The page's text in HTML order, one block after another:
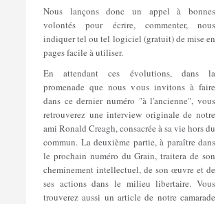
Nous lançons donc un appel à bonnes
volontés pour écrire, commenter, nous
indiquer tel ou tel logiciel (gratuit) de mise en
pages facile à utiliser.
En attendant ces évolutions, dans la
promenade que nous vous invitons à faire
dans ce dernier numéro "à l'ancienne", vous
retrouverez une interview originale de notre
ami Ronald Creagh, consacrée à sa vie hors du
commun. La deuxième partie, à paraître dans
le prochain numéro du Grain, traitera de son
cheminement intellectuel, de son œuvre et de
ses actions dans le milieu libertaire. Vous
trouverez aussi un article de notre camarade